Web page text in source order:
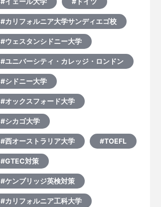
#カリフォルニア大学サンディエゴ校
#ウェスタンシドニー大学
#ユニバーシティ・カレッジ・ロンドン
#シドニー大学
#オックスフォード大学
#シカゴ大学
#西オーストラリア大学 #TOEFL
#GTEC対策
#ケンブリッジ英検対策
#カリフォルニア工科大学